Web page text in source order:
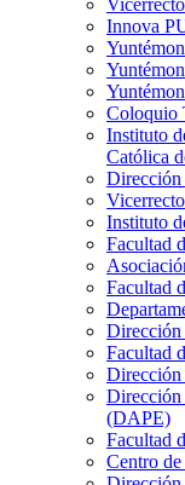
Innova
Coloquio
Instituto
Católica
Dirección
Instituto
Facultad
Facultad
Dirección
Facultad
Dirección
Dirección
(DAPE)
Facultad
Centro